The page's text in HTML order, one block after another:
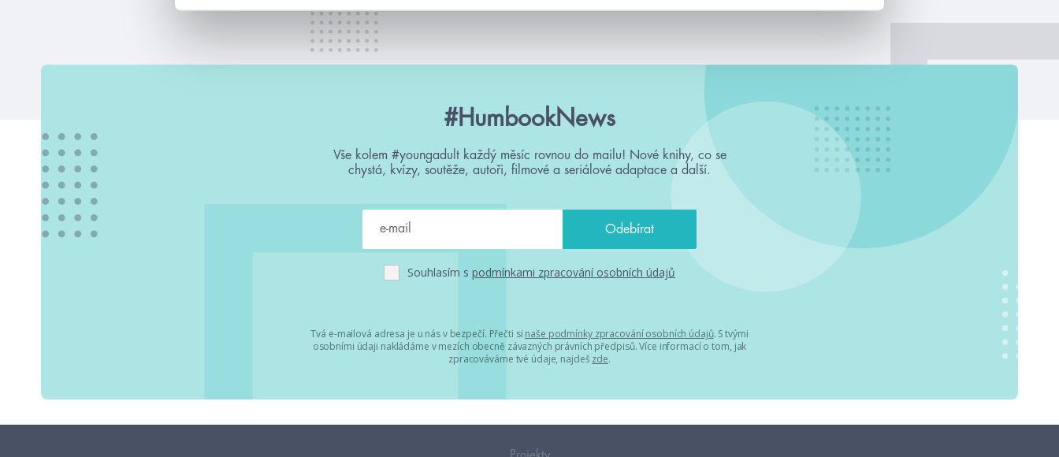
#HumbookNews
Vše kolem #youngadult každý měsíc rovnou do mailu! Nové knihy, co se
chystá, kvízy, soutěže, autoři, filmové a seriálové adaptace a další.
Souhlasím s podmínkami zpracování osobních údajů
Tvá e-mailová adresa je u nás v bezpečí. Přečti si naše podmínky zpracování osobních údajů. S tvými
osobními údaji nakládáme v mezích obecně závazných právních předpisů. Více informací o tom, jak
zpracováváme tvé údaje, najdeš zde.